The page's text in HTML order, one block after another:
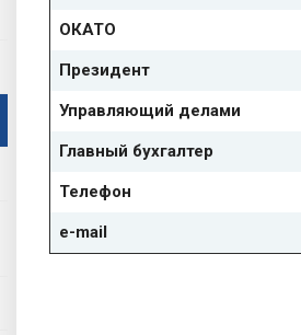
ОКАТО
Президент
Управляющий делами
Главный бухгалтер
Телефон
e-mail